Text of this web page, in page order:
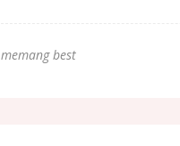
memang best